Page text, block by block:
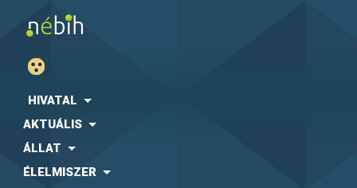
HIVATAL
AKTUÁLIS
ÁLLAT
ÉLELMISZER